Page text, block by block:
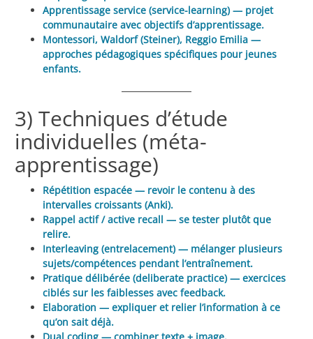
Apprentissage service (service-learning) — projet
communautaire avec objectifs d’apprentissage.
Montessori, Waldorf (Steiner), Reggio Emilia —
approches pédagogiques spécifiques pour jeunes
enfants.
3) Techniques d’étude
individuelles (méta-
apprentissage)
Répétition espacée — revoir le contenu à des
intervalles croissants (Anki).
Rappel actif / active recall — se tester plutôt que
relire.
Interleaving (entrelacement) — mélanger plusieurs
sujets/compétences pendant l’entraînement.
Pratique délibérée (deliberate practice) — exercices
ciblés sur les faiblesses avec feedback.
Elaboration — expliquer et relier l’information à ce
qu’on sait déjà.